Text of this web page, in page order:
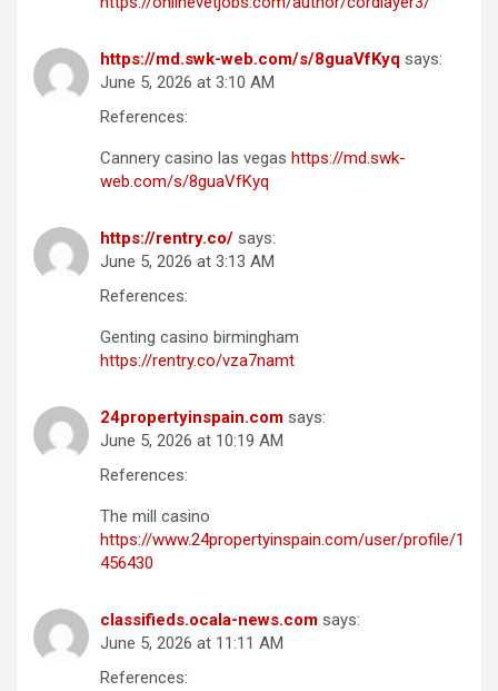
https://md.swk-web.com/s/8guaVfKyq says:
June 5, 2026 at 3:10 AM
References:
Cannery casino las vegas https://md.swk-
web.com/s/8guaVfKyq
https://rentry.co/ says:
June 5, 2026 at 3:13 AM
References:
Genting casino birmingham
https://rentry.co/vza7namt
24propertyinspain.com says:
June 5, 2026 at 10:19 AM
References:
The mill casino
https://www.24propertyinspain.com/user/profile/1
456430
classifieds.ocala-news.com says:
June 5, 2026 at 11:11 AM
References: